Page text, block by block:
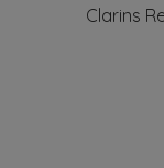
Clarins